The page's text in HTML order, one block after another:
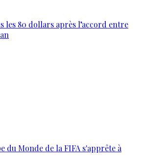
les 80 dollars après l’accord entre
du Monde de la FIFA s'apprête à